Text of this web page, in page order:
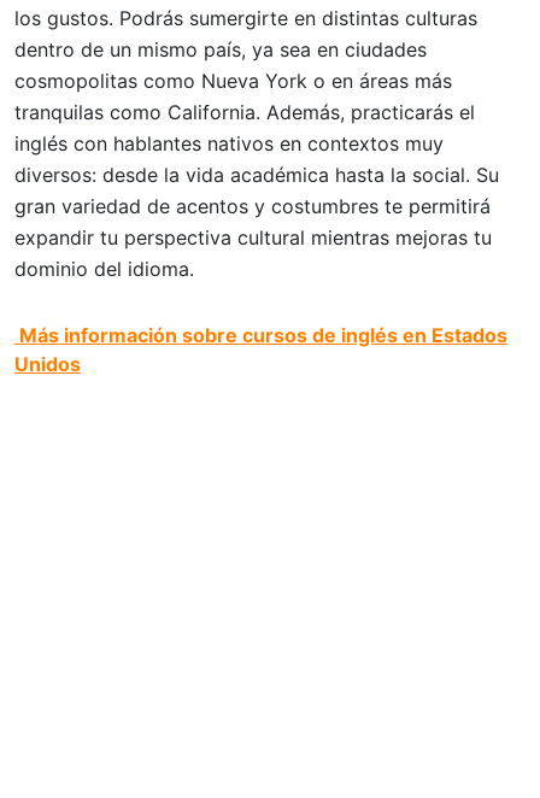
los gustos. Podrás sumergirte en distintas culturas
dentro de un mismo país, ya sea en ciudades
cosmopolitas como Nueva York o en áreas más
tranquilas como California. Además, practicarás el
inglés con hablantes nativos en contextos muy
diversos: desde la vida académica hasta la social. Su
gran variedad de acentos y costumbres te permitirá
expandir tu perspectiva cultural mientras mejoras tu
dominio del idioma.
Más información sobre cursos de inglés en Estados
Unidos